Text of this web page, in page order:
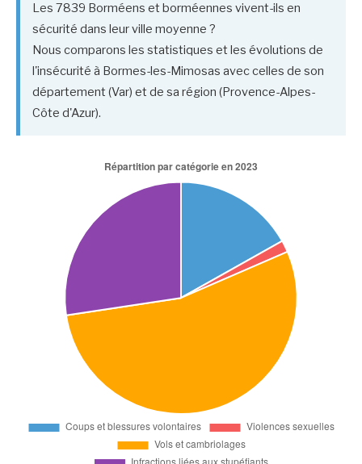
Les 7839 Borméens et borméennes vivent-ils en
sécurité dans leur ville moyenne ?
Nous comparons les statistiques et les évolutions de
l'insécurité à Bormes-les-Mimosas avec celles de son
département (Var) et de sa région (Provence-Alpes-
Côte d'Azur).